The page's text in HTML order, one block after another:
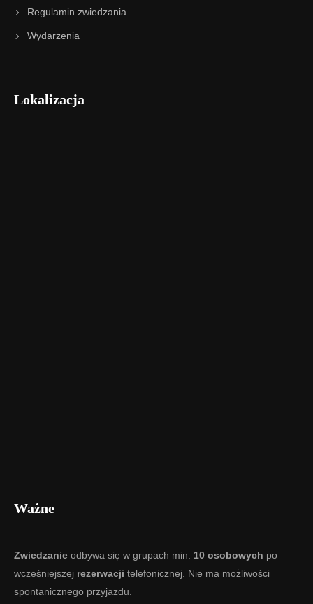
Regulamin zwiedzania
Wydarzenia
Lokalizacja
Ważne
Zwiedzanie odbywa się w grupach min. 10 osobowych po
wcześniejszej rezerwacji telefonicznej. Nie ma możliwości
spontanicznego przyjazdu.